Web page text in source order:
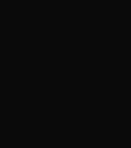
Opel Agila?
устойчивости
по техническим
просвет делает машину
опрокидывания, а низкие
основную проблему.